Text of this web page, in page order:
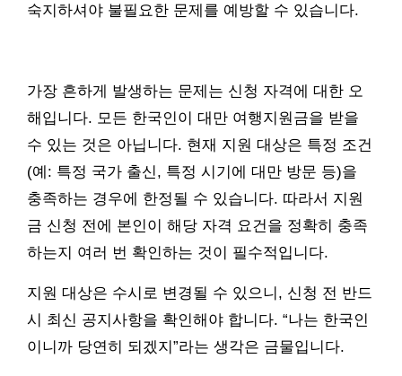
숙지하셔야 불필요한 문제를 예방할 수 있습니다.
가장 흔하게 발생하는 문제는 신청 자격에 대한 오
해입니다. 모든 한국인이 대만 여행지원금을 받을
수 있는 것은 아닙니다. 현재 지원 대상은 특정 조건
(예: 특정 국가 출신, 특정 시기에 대만 방문 등)을
충족하는 경우에 한정될 수 있습니다. 따라서 지원
금 신청 전에 본인이 해당 자격 요건을 정확히 충족
하는지 여러 번 확인하는 것이 필수적입니다.
지원 대상은 수시로 변경될 수 있으니, 신청 전 반드
시 최신 공지사항을 확인해야 합니다. “나는 한국인
이니까 당연히 되겠지”라는 생각은 금물입니다.